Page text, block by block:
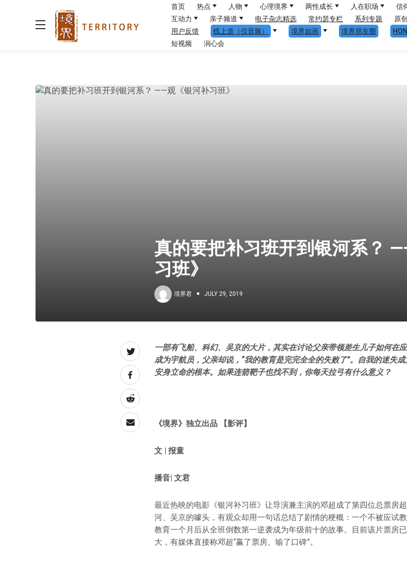
首页 热点 人物 心理境界 两性成长 人在职场 信
互动力
亲子频道 电子杂志精选 常约瑟专栏 系列专题 原
用户反馈
线上道（仅音频） 境界如画 境界朋友圈
短视频
润心会
真的要把补习班开到银河系？
习班》
境界君 JULY 29, 2019
一部有飞船、科幻、吴京的大片，其实在讨论父亲带领差生儿子如何在
成为宇航员，父亲却说，“我的教育是完完全全的失败了”。自我的迷失
安身立命的根本。如果连箭靶子也找不到，你每天拉弓有什么意义？
《境界》独立出品 【影评】
文 | 报童
播音| 文君
最近热映的电影《银河补习班》让导演兼主演的邓超成了第四位总票房
河、吴京的噱头，有观众却用一句话总结了剧情的梗概：一个不被应试
教育一个月后从全班倒数第一逆袭成为年级前十的故事。目前该片票房
大，有媒体直接称邓超“赢了票房、输了口碑”。